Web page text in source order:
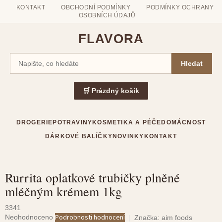
KONTAKT OBCHODNÍ PODMÍNKY
PODMÍNKY OCHRANY
OSOBNÍCH ÚDAJŮ
FLAVORA
Hledat
🛒 Prázdný košík
DROGERIE POTRAVINY KOSMETIKA A PÉČE DOMÁCNOST
DÁRKOVÉ BALÍČKY NOVINKY KONTAKT
Přejít
obsah
Rurrita oplatkové trubičky plněné
mléčným krémem 1kg
3341
Průměrné
Neohodnoceno Podrobnosti hodnocení Značka: aim foods